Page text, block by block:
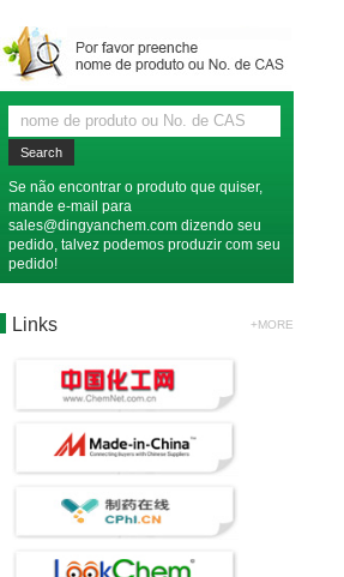
Se não encontrar o produto que quiser,
mande e-mail para
sales@dingyanchem.com dizendo seu
pedido, talvez podemos produzir com seu
pedido!
Links +MORE